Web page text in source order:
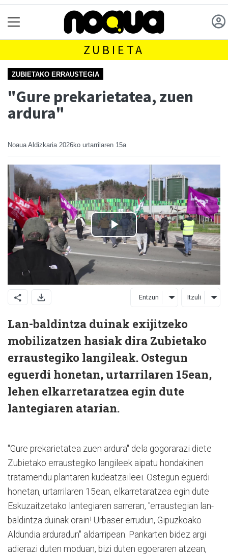
ZUBIETA
ZUBIETAKO ERRAUSTEGIA
"Gure prekarietatea, zuen
ardura"
Noaua Aldizkaria 2026ko urtarrilaren 15a
Entzun Itzuli
Lan-baldintza duinak exijitzeko
mobilizatzen hasiak dira Zubietako
erraustegiko langileak. Ostegun
eguerdi honetan, urtarrilaren 15ean,
lehen elkarretaratzea egin dute
lantegiaren atarian.
"Gure prekarietatea zuen ardura" dela gogorarazi diete
Zubietako erraustegiko langileek aipatu hondakinen
tratamendu plantaren kudeatzaileei. Ostegun eguerdi
honetan, urtarrilaren 15ean, elkarretaratzea egin dute
Eskuzaitzetako lantegiaren sarreran, "erraustegian lan-
baldintza duinak orain! Urbaser errudun, Gipuzkoako
Aldundia arduradun" aldarripean. Pankarten bidez argi
adierazi duten moduan, bizi duten egoeraren atzean,